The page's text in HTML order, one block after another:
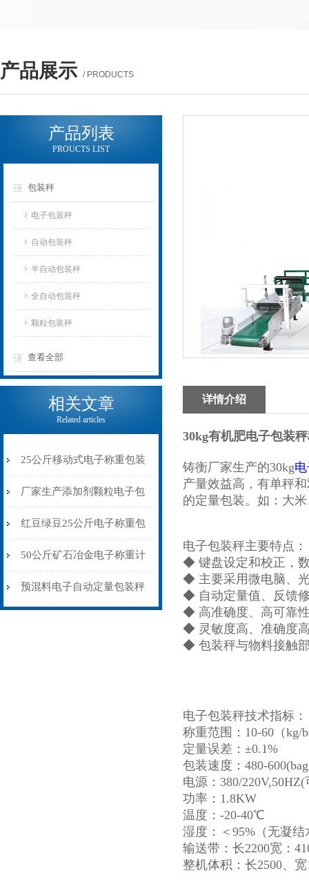
产品展示 / PRODUCTS
产品列表
PROUCTS LIST
包装秤
电子包装秤
自动包装秤
半自动包装秤
全自动包装秤
颗粒包装秤
查看全部
相关文章
Related articles
25公斤移动式电子称重包装
秤粮库专用
厂家生产添加剂颗粒电子包
装秤18kg
红豆绿豆25公斤电子称重包
装秤皮带输送式
50公斤矿石冶金电子称重计
量包装秤价格
预混料电子自动定量包装秤
详情介绍
30kg有机肥电子包装
铸衡厂家生产的30kg
产量效益高，有单秤
的定量包装。如：大
电子包装秤主要特点：
◆ 键盘设定和校正，
◆ 主要采用微电脑、
◆ 自动定量值、反馈
◆ 高准确度、高可靠
◆ 灵敏度高、准确度
◆ 包装秤与物料接触
电子包装秤技术指标：
称重范围：10-60（kg/
定量误差：±0.1%
包装速度：480-
电源：380/220V,50HZ(
功率：1.8KW
温度：-20-40℃
湿度：＜95%（无凝结
输送带：长2200宽：
整机体积：长2500、